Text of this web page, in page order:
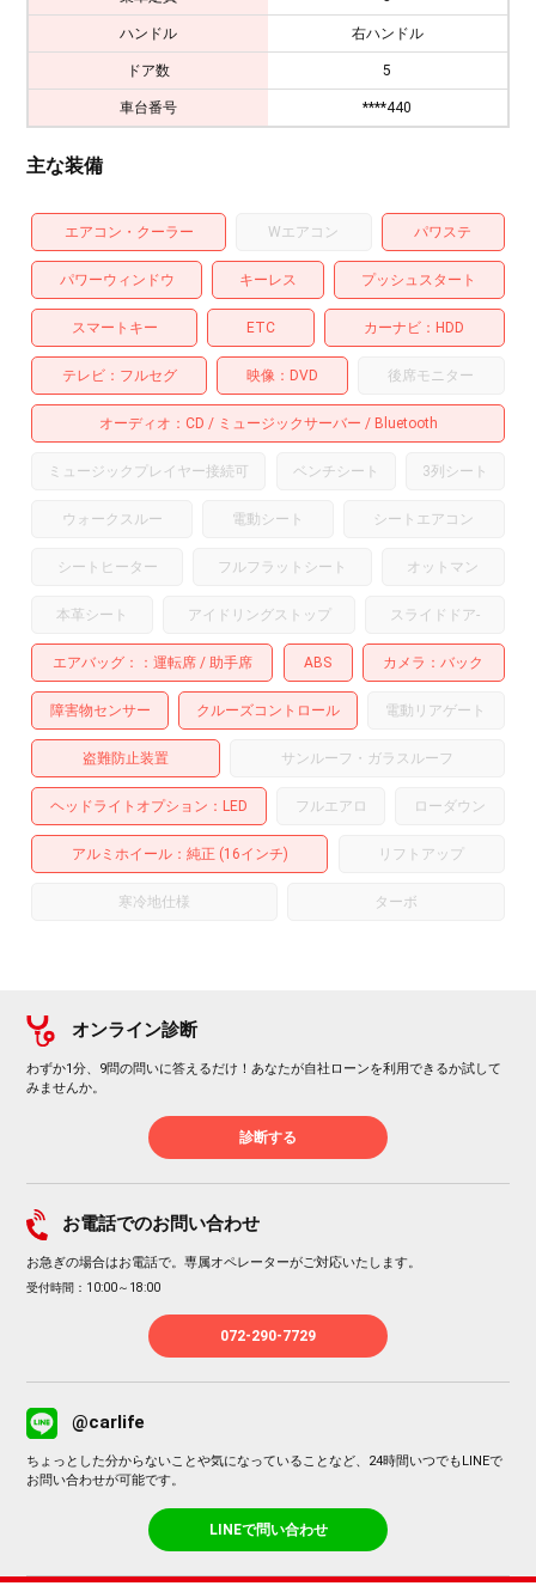
ハンドル 右ハンドル
ドア数 5
車台番号 ****440
主な装備
エアコン・クーラー Wエアコン パワステ
パワーウィンドウ キーレス プッシュスタート
スマートキー ETC カーナビ HDD
テレビ フルセグ 映像 DVD 後席モニター
オーディオ CD ミュージックサーバー Bluetooth
ミュージックプレイヤー接続可 ベンチシート 3列シート
ウォークスルー 電動シート シートエアコン
シートヒーター フルフラットシート オットマン
本革シート アイドリングストップ スライドドア-
エアバッグ： 運転席 助手席 ABS カメラ バック
障害物センサー クルーズコントロール 電動リアゲート
盗難防止装置 サンルーフ・ガラスルーフ
ヘッドライトオプション LED フルエアロ ローダウン
アルミホイール：純正 (16インチ) リフトアップ
寒冷地仕様 ターボ
オンライン診断
わずか1分、9問の問いに答えるだけ！あなたが自社ローンを利用できるか試して
みませんか。
診断する
お電話でのお問い合わせ
お急ぎの場合はお電話で。専属オペレーターがご対応いたします。
受付時間：10:00～18:00
072-290-7729
@carlife
ちょっとした分からないことや気になっていることなど、24時間いつでもLINEで
お問い合わせが可能です。
LINEで問い合わせ